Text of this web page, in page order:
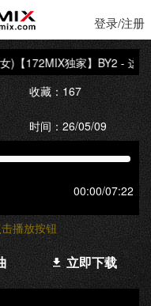
登录/注册
)【172MIX独家】BY2 - 这叫
收藏：167
时间：26/05/09
00:00/07:22
播放按钮
立即下载